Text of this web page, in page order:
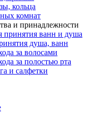
кольца
комнат
и принадлежности
принятия ванн и душа
душа, ванн
за волосами
за полостью рта
и салфетки